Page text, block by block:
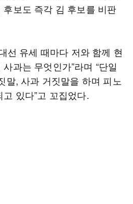
후보도 즉각 김 후보를 비판
선 유세 때마다 저와 함께 현
과는 무엇인가”라며 “단일
말, 사과 거짓말을 하며 피노
있다”고 꼬집었다.